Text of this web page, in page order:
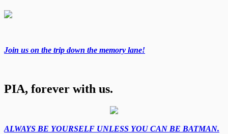
Join us on the trip down the memory lane!
PIA, forever with us.
ALWAYS BE YOURSELF UNLESS YOU CAN BE BATMAN.